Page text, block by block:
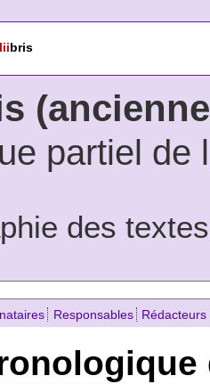
bris
partiel de
des
Responsables Rédacteurs